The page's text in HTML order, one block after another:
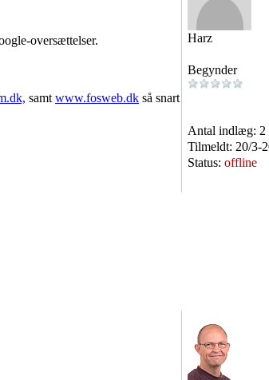
oversættelser.
samt www.fosweb.dk så snart
Harz
Begynder
Antal indlæg: 2
Tilmeldt: 20/3-
Status: offline